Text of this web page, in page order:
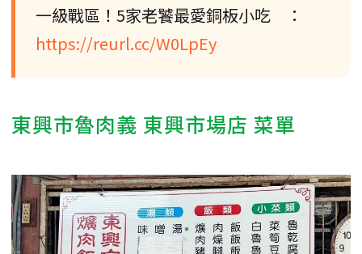
一級戰區！5家老饕最愛銅板小吃 ：
https://reurl.cc/W0LpEy
東興市魯肉義 東興市場店 菜單